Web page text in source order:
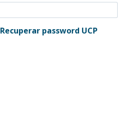
Recuperar password UCP